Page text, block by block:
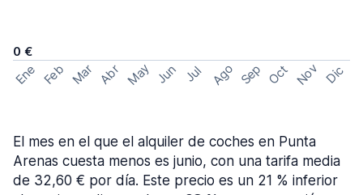
0 €
Ene Feb Mar Abr May Jun Jul Ago Sep Oct Nov Dic
El mes en el que el alquiler de coches en Punta
Arenas cuesta menos es junio, con una tarifa media
de 32,60 € por día. Este precio es un 21 % inferior